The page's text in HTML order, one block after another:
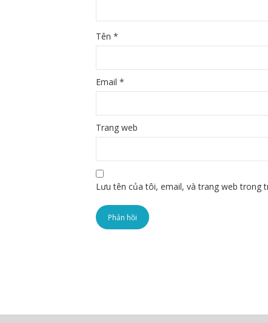
Tên *
Email *
Trang web
Lưu tên của tôi, email, và trang web trong